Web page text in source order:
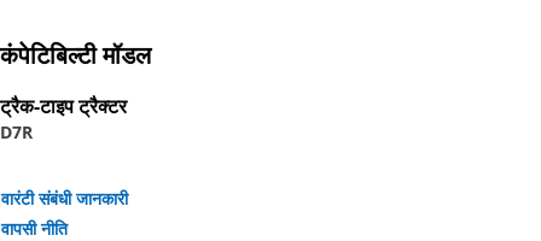
कंपेटिबिल्टी मॉडल
ट्रैक-टाइप ट्रैक्टर
D7R
वारंटी संबंधी जानकारी
वापसी नीति